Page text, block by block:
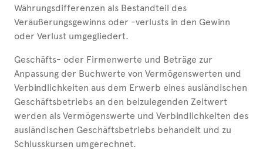
Währungsdifferenzen als Bestandteil des
Veräußerungsgewinns oder -verlusts in den Gewinn
oder Verlust umgegliedert.
Geschäfts- oder Firmenwerte und Beträge zur
Anpassung der Buchwerte von Vermögenswerten und
Verbindlichkeiten aus dem Erwerb eines ausländischen
Geschäftsbetriebs an den beizulegenden Zeitwert
werden als Vermögenswerte und Verbindlichkeiten des
ausländischen Geschäftsbetriebs behandelt und zu
Schlusskursen umgerechnet.